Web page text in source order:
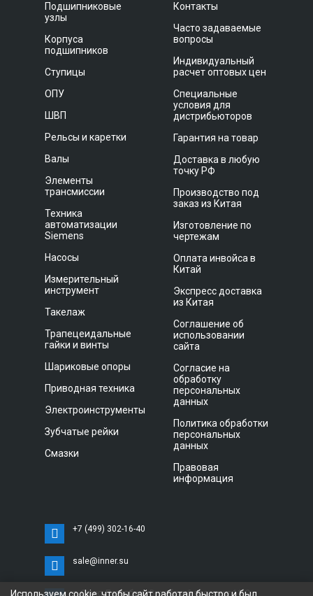
Подшипниковые
узлы
Корпуса
подшипников
Ступицы
ОПУ
ШВП
Рельсы и каретки
Валы
Элементы
трансмиссии
Техника
автоматизации
Siemens
Насосы
Измерительный
инструмент
Такелаж
Трапецеидальные
гайки и винты
Шариковые опоры
Приводная техника
Электроинструменты
Зубчатые рейки
Смазки
Контакты
Часто задаваемые
вопросы
Индивидуальный
расчет оптовых цен
Специальные
условия для
дистрибьюторов
Гарантия на товар
Доставка в любую
точку РФ
Производство под
заказ из Китая
Изготовление по
чертежам
Оплата инвойса в
Китай
Экспресс доставка
из Китая
Соглашение об
использовании
сайта
Согласие на
обработку
персональных
данных
Политика обработки
персональных
данных
Правовая
информация
+7 (499) 302-16-40
sale@inner.su
г. Санкт-Петербург, Витебский проспект 11 С,